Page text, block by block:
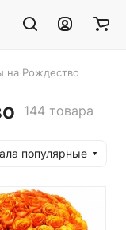
на Рождество
144 товара
популярные